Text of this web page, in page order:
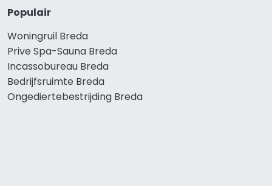
Populair
Woningruil Breda
Prive Spa-Sauna Breda
Incassobureau Breda
Bedrijfsruimte Breda
Ongediertebestrijding Breda